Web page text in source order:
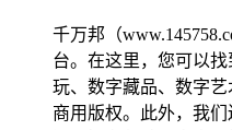
千万邦（
台。在这里，您可以
玩、数字藏品、数字
商用版权。此外，我